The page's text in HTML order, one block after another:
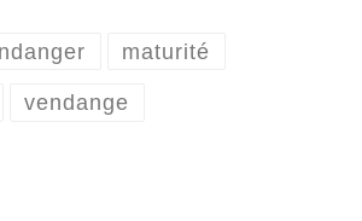
maturité
vendange